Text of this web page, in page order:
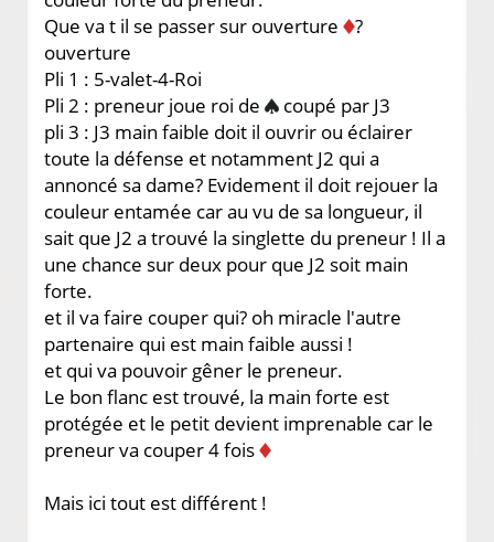
Que va t il se passer sur ouverture
?
ouverture
Pli 1 : 5-valet-4-Roi
Pli 2 : preneur joue roi de
coupé par J3
pli 3 : J3 main faible doit il ouvrir ou éclairer
toute la défense et notamment J2 qui a
annoncé sa dame? Evidement il doit rejouer la
couleur entamée car au vu de sa longueur, il
sait que J2 a trouvé la singlette du preneur ! Il a
une chance sur deux pour que J2 soit main
forte.
et il va faire couper qui? oh miracle l'autre
partenaire qui est main faible aussi !
et qui va pouvoir gêner le preneur.
Le bon flanc est trouvé, la main forte est
protégée et le petit devient imprenable car le
preneur va couper 4 fois
Mais ici tout est différent !